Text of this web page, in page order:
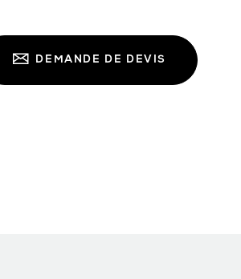
DEMANDE DE DEVIS